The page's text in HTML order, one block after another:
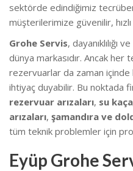
sektörde edindiğimiz
müşterilerimize güvenilir,
Grohe Servis, dayanıklılığı
dünya markasıdır. Ancak
rezervuarlar da zaman
ihtiyaç duyabilir. Bu noktada
rezervuar arızaları, su
arızaları, şamandıra ve
tüm teknik problemler için
Eyüp Grohe